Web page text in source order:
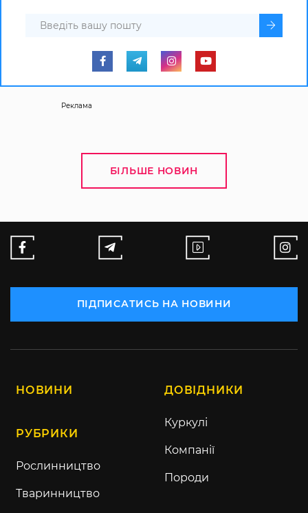
Реклама
БІЛЬШЕ НОВИН
ПІДПИСАТИСЬ НА НОВИНИ
НОВИНИ
РУБРИКИ
Рослинництво
Тваринництво
ДОВІДНИКИ
Куркулі
Компанії
Породи